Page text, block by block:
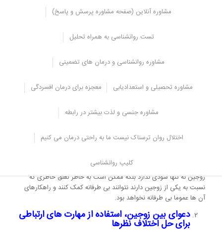
مشاوره آنلاین (صفحه مشاوره پرسش و پاسخ)
تست روانشناسی به همراه تحلیل
مشاوره روانشناسی و درمان های تضمینی
مشاوره تحصیلی و استعدادیابی معجزه برای درمان افسردگی
مشاوره جنسی و لذت بیشتر در رابطه
اختلال روان ترسناک نیست ما به راحتی درمان می کنیم
کلیپ روانشناسی
است به شدت مشکلات بیفزاید درگیر کردن دائم خانواده ها یا اشخاص
زن و شوهر بعد از ازدواج، مشکلات با خانواده همسر و درگیر کردن آن ها
با اختلافات می باشد.
اگر چه خانواده ها در برخی از موارد باید نقش حمایتگر را داشته باشند و
به حل و فصل مشکلات بپردازند اما شما
نباید به طور مداوم آن ها را درگیر
و تا جایی که می توانید باید به صورت مستقلانه و به
عنوان دو فرد بالغ رفتار نمایید و گفتگو به دور از هیجان داشته باشید تا
به طور معمول دخالت اطرافیان در زندگی زناشویی برای حل اختلافات
زوجین نه تنها سودی ندارد بلکه ممکن است به خاطر تعلق خاطری که
نسبت به یکی از زوجین دارند نتوانند بی طرفانه کمک کنند و راهکارهای
آن ها عموما بی طرفانه نخواهد بود.
دعوای بین زوجین، استفاده از مهارت های ارتباطی
برای حل اختلاف نظرها